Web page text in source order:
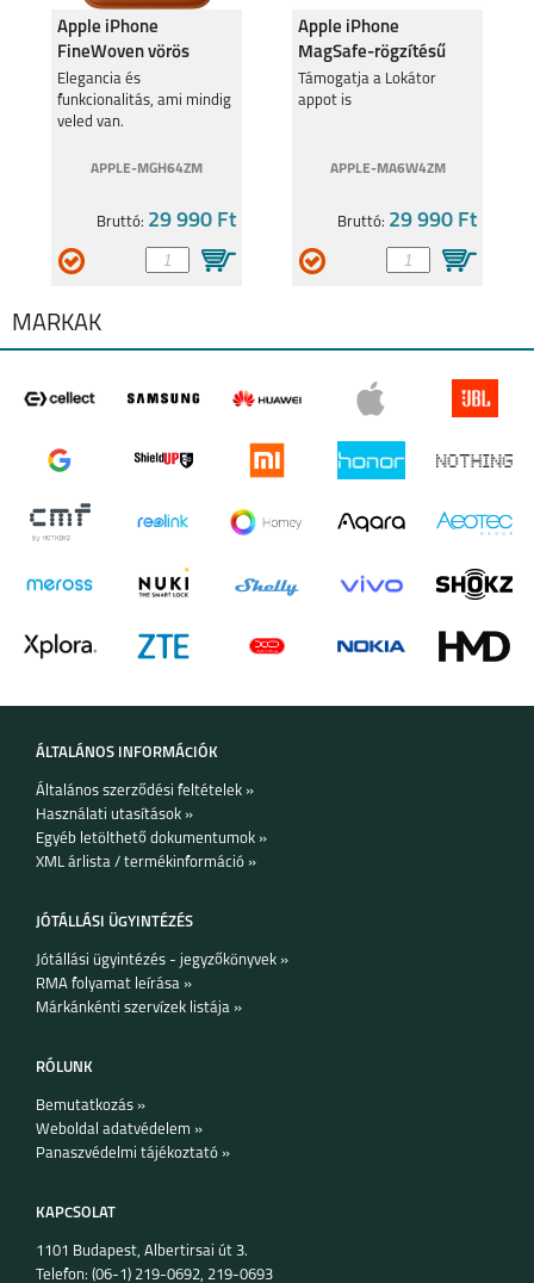
Apple iPhone
FineWoven vörös
szövettárca
Elegancia és
funkcionalitás, ami mindig
veled van.
APPLE-MGH64ZM
Bruttó: 29 990 Ft
Apple iPhone
MagSafe-rögzítésű
FineWoven-
szövettárca, fekete
Támogatja a Lokátor
appot is
APPLE-MA6W4ZM
Bruttó: 29 990 Ft
MÁRKÁK
ÁLTALÁNOS INFORMÁCIÓK
Általános szerződési feltételek »
Használati utasítások »
Egyéb letölthető dokumentumok »
XML árlista / termékinformáció »
JÓTÁLLÁSI ÜGYINTÉZÉS
Jótállási ügyintézés - jegyzőkönyvek »
RMA folyamat leírása »
Márkánkénti szervízek listája »
RÓLUNK
Bemutatkozás »
Weboldal adatvédelem »
Panaszvédelmi tájékoztató »
KAPCSOLAT
1101 Budapest, Albertirsai út 3.
Telefon: (06-1) 219-0692, 219-0693